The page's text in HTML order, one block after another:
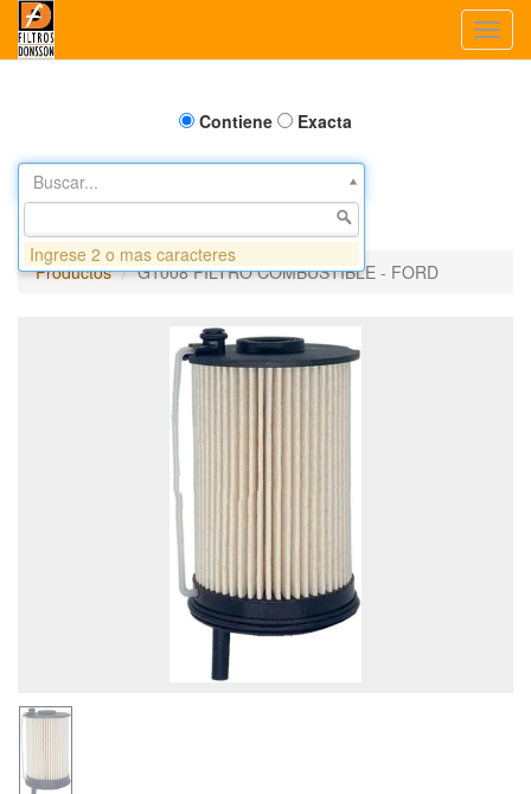
Contiene Exacta
Buscar...
Productos G1008 FILTRO COMBUSTIBLE - FORD
Ingrese 2 o mas caracteres